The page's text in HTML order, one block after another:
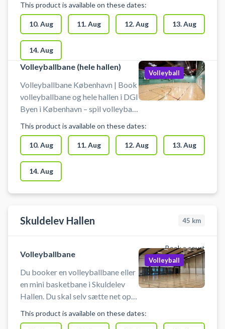
mindre volleyballbaner klar til
booking - centralt i København
hos DGI Byen. DGI Byen på
Tietgensgade 65, 1704
København V, byder udover leje af
mindre volleyballbaner også på
muligheden for at leje en fuld
volleyball- eller basketballbane i
samme lokaler.
This product is available on these dates:
10. Aug 11. Aug 12. Aug 13. Aug
14. Aug
Volleyballbane (hele hallen)
Volleyballbane København | Book
volleyballbane og hele hallen i DGI
Byen i København – spil volleyball
volleyballbaner klar til booking -
centralt beliggende hos DGI Byen
København. DGI Byen på
Tietgensgade 65, 1704
København V, byder udover leje af
store volleyballbaner på mange
basketball, badminton og
Volleyball
This product is available on these dates:
10. Aug 11. Aug 12. Aug 13. Aug
14. Aug
Skuldelev Hallen 45 km
Book a court
Volleyballbane
Du booker en volleyballbane eller
en mini basketbane i Skuldelev
Hallen. Du skal selv sætte net op
mulighed for omklædning. Hvis du
Volleyball
This product is available on these dates: